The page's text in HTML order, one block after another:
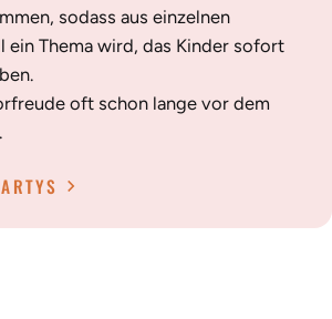
sodass aus einzelnen
ein Thema wird, das Kinder sofort
oft schon lange vor dem